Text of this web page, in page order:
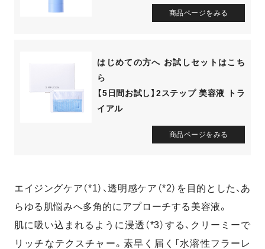
商品ページをみる
はじめての方へ お試しセットはこち
ら
【5日間お試し】2ステップ 美容液 トラ
イアル
商品ページをみる
エイジングケア（*1）、透明感ケア（*2）を目的とした、 あ
らゆる肌悩みへ多角的にアプローチする美容液。
肌に吸い込まれるように浸透（*3）する、クリーミーで
リッチなテクスチャー。素早く届く「水溶性フラーレ